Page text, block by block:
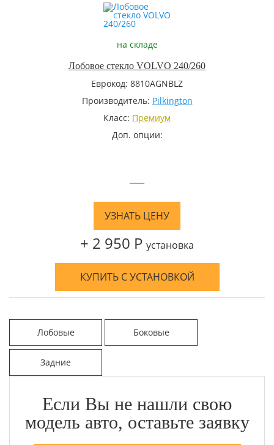
на складе
Лобовое стекло VOLVO 240/260
Еврокод: 8810AGNBLZ
Производитель: Pilkington
Класс: Премиум
Доп. опции:
—
УЗНАТЬ ЦЕНУ
+ 2 950 Р установка
КУПИТЬ С УСТАНОВКОЙ
Лобовые Боковые
Задние
Если Вы не нашли свою
модель авто, оставьте заявку